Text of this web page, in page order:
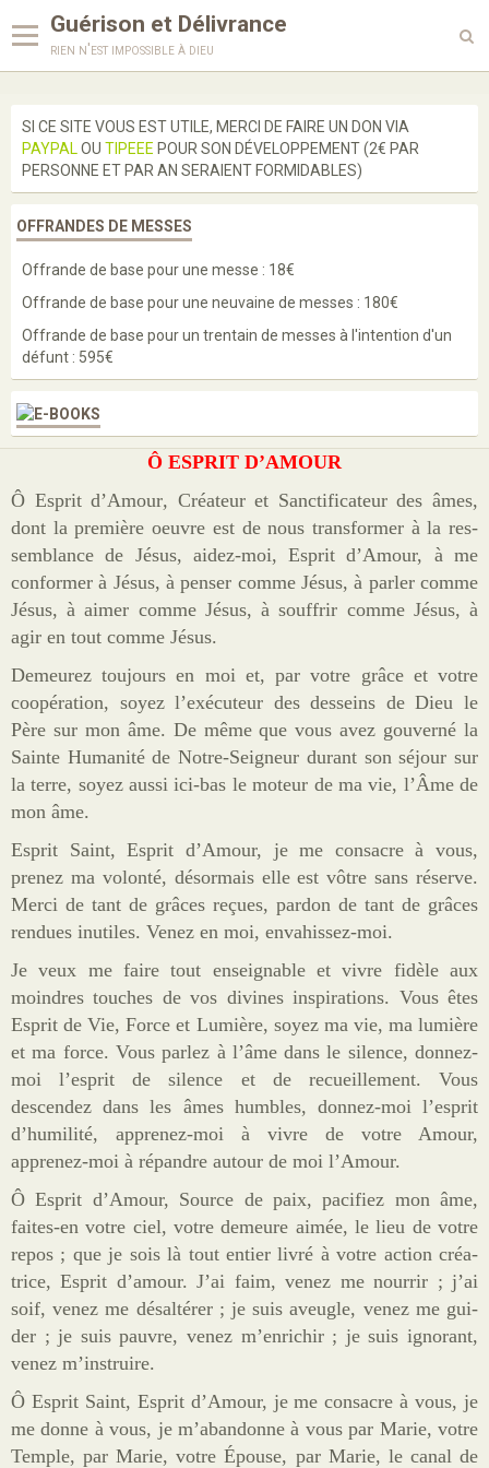
Guérison et Délivrance
rien n'est impossible à dieu
Enseignements
Prières
Bénédictions
Médailles
Scapulaires
Sites
Offrandes de messes
Vidéos populaires
Faire un don
E-books
Ô ESPRIT D’AMOUR
Ô Esprit d’Amour, Créateur et Sanctificateur des âmes,
dont la première oeuvre est de nous transformer à la res­
semblance de Jésus, aidez-moi, Esprit d’Amour, à me
conformer à Jésus, à penser comme Jésus, à parler comme
Jésus, à aimer comme Jésus, à souffrir comme Jésus, à
agir en tout comme Jésus.
Demeurez toujours en moi et, par votre grâce et votre
coopération, soyez l’exécuteur des desseins de Dieu le
Père sur mon âme. De même que vous avez gouverné la
Sainte Humanité de Notre-Seigneur durant son séjour sur
la terre, soyez aussi ici-bas le moteur de ma vie, l’Âme de
mon âme.
Esprit Saint, Esprit d’Amour, je me consacre à vous,
prenez ma volonté, désormais elle est vôtre sans réserve.
Merci de tant de grâces reçues, pardon de tant de grâces
rendues inutiles. Venez en moi, envahissez-moi.
Je veux me faire tout enseignable et vivre fidèle aux
moindres touches de vos divines inspirations. Vous êtes
Esprit de Vie, Force et Lumière, soyez ma vie, ma lumière
et ma force. Vous parlez à l’âme dans le silence, donnez-
moi l’esprit de silence et de recueillement. Vous
descendez dans les âmes humbles, donnez-moi l’esprit
d’humilité, apprenez-moi à vivre de votre Amour,
apprenez-moi à répandre autour de moi l’Amour.
Ô Esprit d’Amour, Source de paix, pacifiez mon âme,
faites-en votre ciel, votre demeure aimée, le lieu de votre
repos ; que je sois là tout entier livré à votre action créa­
trice, Esprit d’amour. J’ai faim, venez me nourrir ; j’ai
soif, venez me désaltérer ; je suis aveugle, venez me gui­
der ; je suis pauvre, venez m’enrichir ; je suis ignorant,
venez m’instruire.
Ô Esprit Saint, Esprit d’Amour, je me consacre à vous, je
me donne à vous, je m’abandonne à vous par Marie, votre
Temple, par Marie, votre Épouse, par Marie, le canal de
SI CE SITE VOUS EST UTILE, MERCI DE FAIRE UN DON VIA
PAYPAL OU TIPEEE POUR SON DÉVELOPPEMENT (2€ PAR
PERSONNE ET PAR AN SERAIENT FORMIDABLES)
OFFRANDES DE MESSES
Offrande de base pour une messe : 18€
Offrande de base pour une neuvaine de messes : 180€
Offrande de base pour un trentain de messes à l'intention d'un
défunt : 595€